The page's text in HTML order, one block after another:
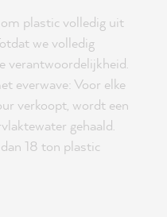
plastic volledig uit
we volledig
verantwoordelijkheid.
everwave: Voor elke
verkoopt, wordt een
gehaald.
18 ton plastic